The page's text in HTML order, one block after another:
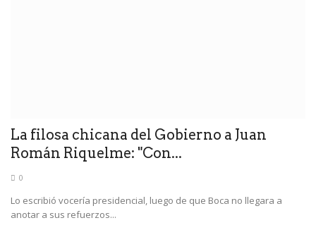
La filosa chicana del Gobierno a Juan
Román Riquelme: "Con...
0
Lo escribió vocería presidencial, luego de que Boca no llegara a
anotar a sus refuerzos...